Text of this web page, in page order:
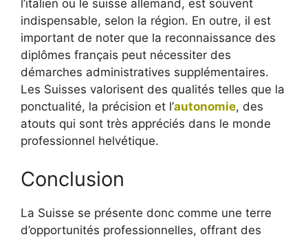
l’italien ou le suisse allemand, est souvent
indispensable, selon la région. En outre, il est
important de noter que la reconnaissance des
diplômes français peut nécessiter des
démarches administratives supplémentaires.
Les Suisses valorisent des qualités telles que la
ponctualité, la précision et l’autonomie, des
atouts qui sont très appréciés dans le monde
professionnel helvétique.
Conclusion
La Suisse se présente donc comme une terre
d’opportunités professionnelles, offrant des